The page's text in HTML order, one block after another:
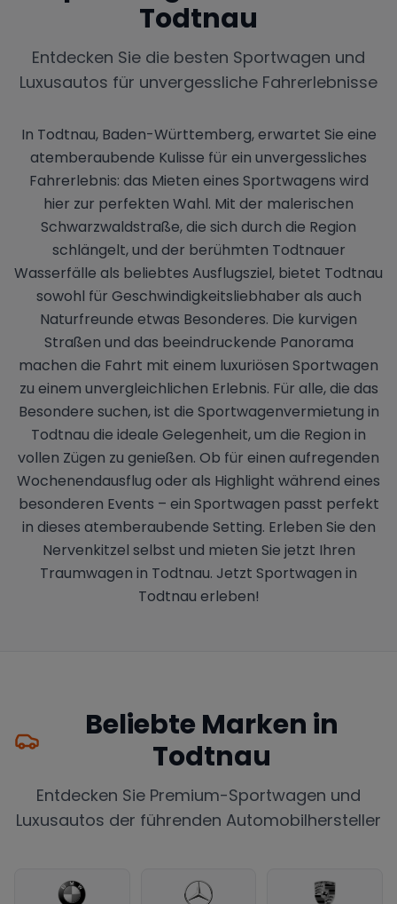
Todtnau
Entdecken Sie die besten Sportwagen und
Luxusautos für unvergessliche Fahrerlebnisse
In Todtnau, Baden-Württemberg, erwartet Sie eine
atemberaubende Kulisse für ein unvergessliches
Fahrerlebnis: das Mieten eines Sportwagens wird
hier zur perfekten Wahl. Mit der malerischen
Schwarzwaldstraße, die sich durch die Region
schlängelt, und der berühmten Todtnauer
Wasserfälle als beliebtes Ausflugsziel, bietet Todtnau
sowohl für Geschwindigkeitsliebhaber als auch
Naturfreunde etwas Besonderes. Die kurvigen
Straßen und das beeindruckende Panorama
machen die Fahrt mit einem luxuriösen Sportwagen
zu einem unvergleichlichen Erlebnis. Für alle, die das
Besondere suchen, ist die Sportwagenvermietung in
Todtnau die ideale Gelegenheit, um die Region in
vollen Zügen zu genießen. Ob für einen aufregenden
Wochenendausflug oder als Highlight während eines
besonderen Events – ein Sportwagen passt perfekt
in dieses atemberaubende Setting. Erleben Sie den
Nervenkitzel selbst und mieten Sie jetzt Ihren
Traumwagen in Todtnau. Jetzt Sportwagen in
Todtnau erleben!
Beliebte Marken in
Todtnau
Entdecken Sie Premium-Sportwagen und
Luxusautos der führenden Automobilhersteller